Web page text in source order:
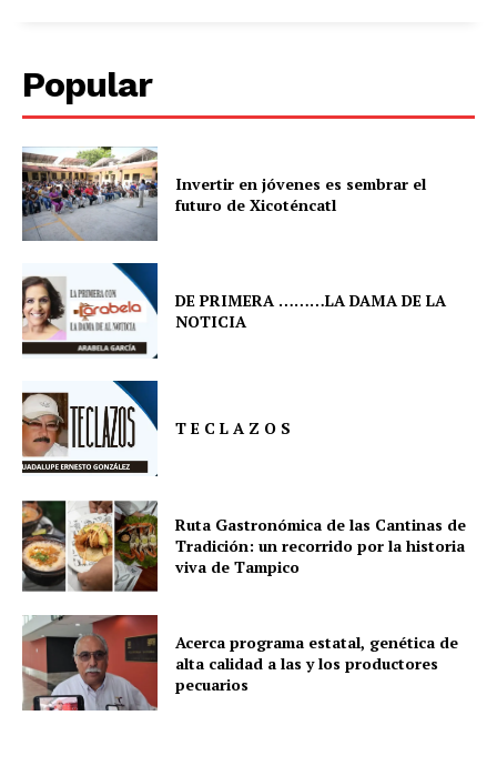
Popular
Invertir en jóvenes es sembrar el
futuro de Xicoténcatl
DE PRIMERA ………LA DAMA DE LA
NOTICIA
T E C L A Z O S
Ruta Gastronómica de las Cantinas de
Tradición: un recorrido por la historia
viva de Tampico
Acerca programa estatal, genética de
alta calidad a las y los productores
pecuarios